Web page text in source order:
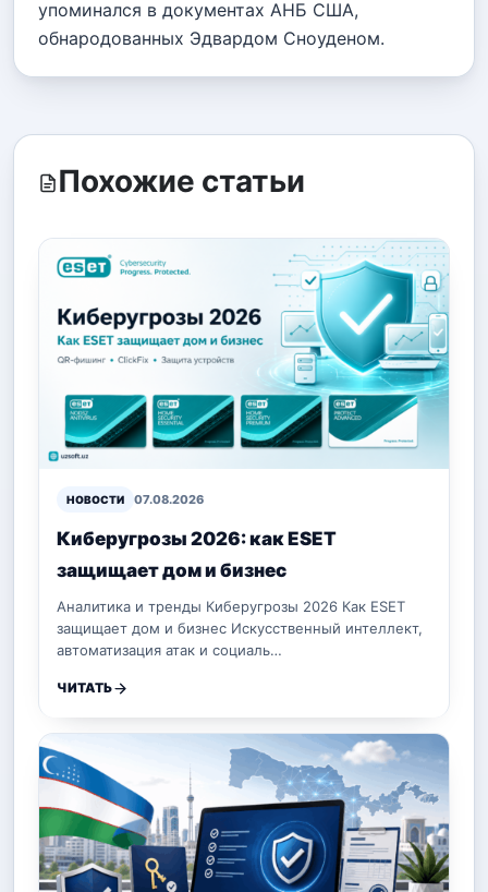
упоминался в документах АНБ США,
обнародованных Эдвардом Сноуденом.
Похожие статьи
НОВОСТИ 07.08.2026
Киберугрозы 2026: как ESET
защищает дом и бизнес
Аналитика и тренды Киберугрозы 2026 Как ESET
защищает дом и бизнес Искусственный интеллект,
автоматизация атак и социаль…
ЧИТАТЬ